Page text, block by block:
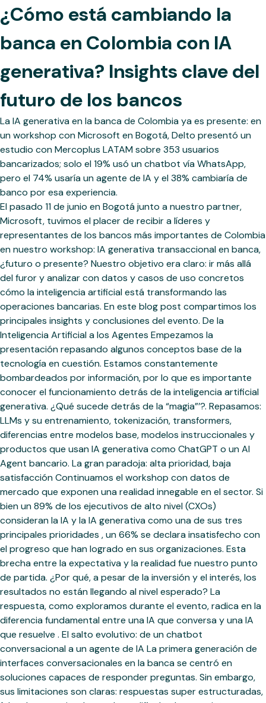
¿Cómo está cambiando la
banca en Colombia con IA
generativa? Insights clave del
futuro de los bancos
La IA generativa en la banca de Colombia ya es presente: en
un workshop con Microsoft en Bogotá, Delto presentó un
estudio con Mercoplus LATAM sobre 353 usuarios
bancarizados; solo el 19% usó un chatbot vía WhatsApp,
pero el 74% usaría un agente de IA y el 38% cambiaría de
banco por esa experiencia.
El pasado 11 de junio en Bogotá junto a nuestro partner,
Microsoft, tuvimos el placer de recibir a líderes y
representantes de los bancos más importantes de Colombia
en nuestro workshop: IA generativa transaccional en banca,
¿futuro o presente? Nuestro objetivo era claro: ir más allá
del furor y analizar con datos y casos de uso concretos
cómo la inteligencia artificial está transformando las
operaciones bancarias. En este blog post compartimos los
principales insights y conclusiones del evento. De la
Inteligencia Artificial a los Agentes Empezamos la
presentación repasando algunos conceptos base de la
tecnología en cuestión. Estamos constantemente
bombardeados por información, por lo que es importante
conocer el funcionamiento detrás de la inteligencia artificial
generativa. ¿Qué sucede detrás de la “magia”’?. Repasamos:
LLMs y su entrenamiento, tokenización, transformers,
diferencias entre modelos base, modelos instruccionales y
productos que usan IA generativa como ChatGPT o un AI
Agent bancario. La gran paradoja: alta prioridad, baja
satisfacción Continuamos el workshop con datos de
mercado que exponen una realidad innegable en el sector. Si
bien un 89% de los ejecutivos de alto nivel (CXOs)
consideran la IA y la IA generativa como una de sus tres
principales prioridades , un 66% se declara insatisfecho con
el progreso que han logrado en sus organizaciones. Esta
brecha entre la expectativa y la realidad fue nuestro punto
de partida. ¿Por qué, a pesar de la inversión y el interés, los
resultados no están llegando al nivel esperado? La
respuesta, como exploramos durante el evento, radica en la
diferencia fundamental entre una IA que conversa y una IA
que resuelve . El salto evolutivo: de un chatbot
conversacional a un agente de IA La primera generación de
interfaces conversacionales en la banca se centró en
soluciones capaces de responder preguntas. Sin embargo,
sus limitaciones son claras: respuestas super estructuradas,